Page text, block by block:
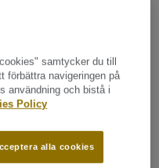
samtycker du till
förbättra navigeringen på
användning och bistå i
Policy
alla cookies